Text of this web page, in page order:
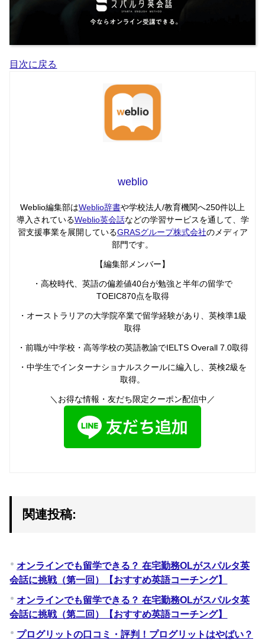
目次に戻る
weblio
Weblio編集部はWeblio辞書や学校法人/教育機関へ250件以上
導入されているWeblio英会話などの学習サービスを通して、学
習支援事業を展開しているGRASグループ株式会社のメディア
部門です。
【編集部メンバー】
・高校時代、英語の偏差値40台が勉強と半年の留学で
TOEIC870点を取得
・オーストラリアの大学院卒業で留学経験があり、英検準1級
取得
・前職が中学校・高等学校の英語教諭でIELTS Overall 7.0取得
・中学生でインターナショナルスクールに編入し、英検2級を
取得。
＼お得な情報・友だち限定クーポン配信中／
関連投稿:
オンラインでも留学できる？ 在宅勤務OLがスパルタ英
会話に挑戦（第一回）【おすすめ英語コーチング】
オンラインでも留学できる？ 在宅勤務OLがスパルタ英
会話に挑戦（第二回）【おすすめ英語コーチング】
プログリットの口コミ・評判！プログリットはやばい？